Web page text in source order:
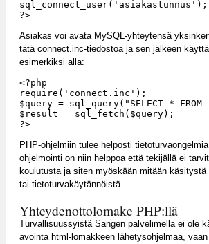
sql_connect_user('asiakastunnus');
Asiakas voi avata MySQL-yhteytensä
tätä connect.inc-tiedostoa ja sen jälkeen
esimerkiksi alla:
<?php
require('connect.inc');
$query = sql_query("SELECT *
$result = sql_fetch($query);
?>
PHP-ohjelmiin tulee helposti
ohjelmointi on niin helppoa että tekijällä ei
koulutusta ja siten myöskään mitään
tai tietoturvakäytännöistä.
Yhteydenottolomake PHP:llä
Turvallisuussyistä Sangen palvelimella ei ole
avointa html-lomakkeen lähetysohjelmaa,